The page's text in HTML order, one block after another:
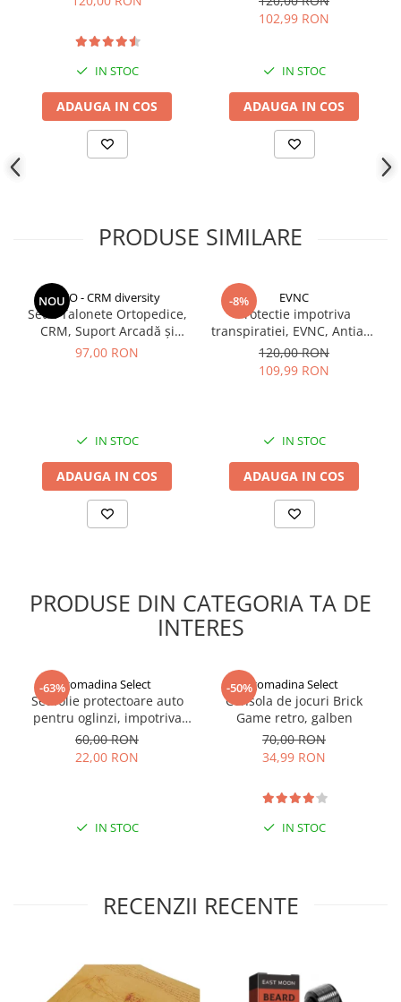
IN STOC
ADAUGA IN COS
102,99 RON
IN STOC
ADAUGA IN COS
PRODUSE SIMILARE
NOUCCO - CRM diversity
Set 2 Talonete Ortopedice,
CRM, Suport Arcadă și
Amortizare, Negru-Albastru
97,00 RON
IN STOC
ADAUGA IN COS
-8% EVNC
Protectie impotriva
transpiratiei, EVNC, Antiaxa
Shield, absoarbe eficient
transpiratia
120,00 RON
109,99 RON
IN STOC
ADAUGA IN COS
PRODUSE DIN CATEGORIA TA DE
INTERES
-63%gomadina Select
Set folie protectoare auto
pentru oglinzi, impotriva
apei si aburului, Film
Protect
60,00 RON
22,00 RON
IN STOC
-50%gomadina Select
Consola de jocuri Brick
Game retro, galben
70,00 RON
34,99 RON
IN STOC
RECENZII RECENTE